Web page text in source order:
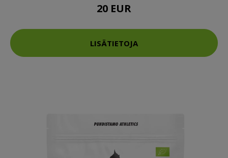
20 EUR
LISÄTIETOJA